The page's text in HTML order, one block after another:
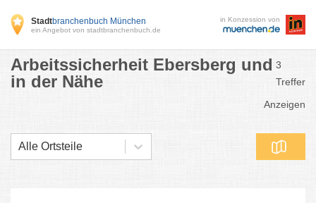
Stadtbranchenbuch München
ein Angebot von stadtbranchenbuch.de
in Konzession von
Arbeitssicherheit Ebersberg und
in der Nähe
3
Treffer
Anzeigen
Alle Ortsteile